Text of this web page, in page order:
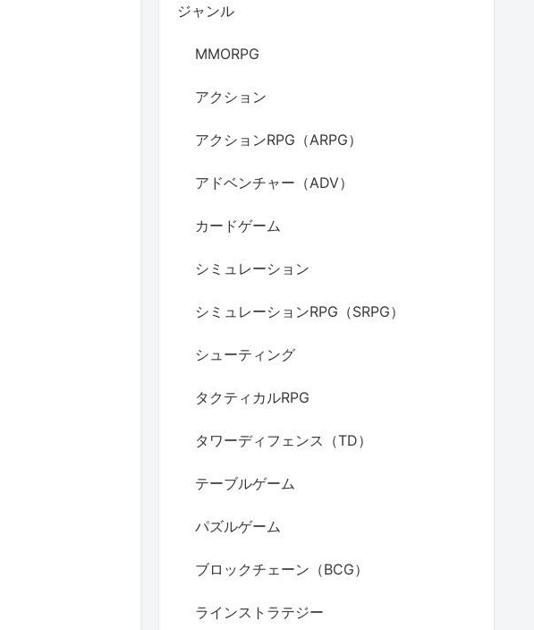
ジャンル
MMORPG
アクション
アクションRPG（ARPG）
アドベンチャー（ADV）
カードゲーム
シミュレーション
シミュレーションRPG（SRPG）
シューティング
タクティカルRPG
タワーディフェンス（TD）
テーブルゲーム
パズルゲーム
ブロックチェーン（BCG）
ラインストラテジー